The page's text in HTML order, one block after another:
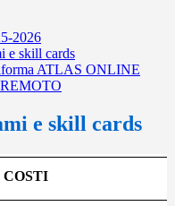
2026
e skill cards
ATLAS ONLINE
e skill cards